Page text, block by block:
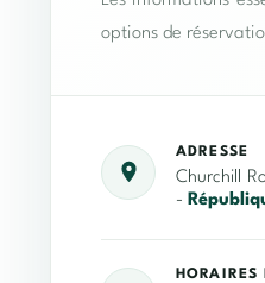
options de
ADRESSE
Churchill
-
HORAIRES